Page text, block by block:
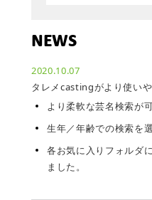
NEWS
2020.10.07
タレメcastingがより使いや
より柔軟な芸名検索が
生年／年齢での検索を
各お気に入りフォルダ
ました。